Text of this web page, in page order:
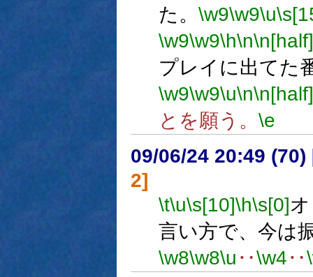
た。 \w9\w9\u
\w9\w9\h\n\n[half]
プレイに出てた
\w9\w9\u\n\n[half]
とを願う。 \e
09/06/24 20:49 (70)
2]
\t\u\s[10]\h\s[0]
言い方で、今は
\w8\w8\u ‥\w4‥